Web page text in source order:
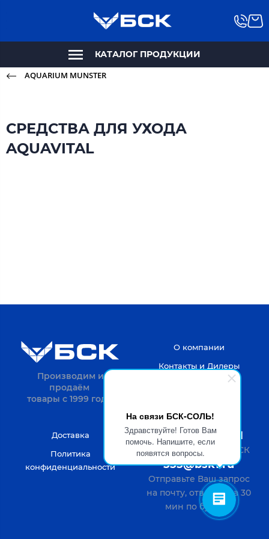
На связи БСК-СОЛЬ!
Здравствуйте! Готов Вам
помочь. Напишите, если
появятся вопросы.
КАТАЛОГ ПРОДУКЦИИ
AQUARIUM MUNSTER
СРЕДСТВА ДЛЯ УХОДА
AQUAVITAL
Производим и
продаём
товары с 1999 года.
О компании
Контакты и Дилеры
Доставка
Политика
конфиденциальности
8-4722-20-52-31
Пн-Пт с 9 до 18 по МСК
555@bsk1.ru
Отправьте Ваш запрос
на почту, ответим за 30
мин по будням